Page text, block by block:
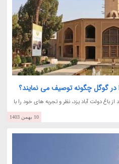
در گوگل چگونه توصیف می نمایند؟
باغ دولت آباد یزد، نظر و تجربه های خود را با
10 بهمن 1403